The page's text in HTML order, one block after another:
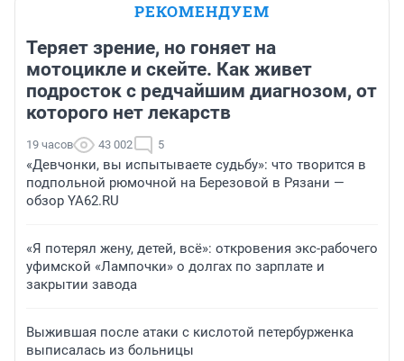
РЕКОМЕНДУЕМ
Теряет зрение, но гоняет на
мотоцикле и скейте. Как живет
подросток с редчайшим диагнозом, от
которого нет лекарств
19 часов 43 002 5
«Девчонки, вы испытываете судьбу»: что творится в
подпольной рюмочной на Березовой в Рязани —
обзор YA62.RU
«Я потерял жену, детей, всё»: откровения экс-рабочего
уфимской «Лампочки» о долгах по зарплате и
закрытии завода
Выжившая после атаки с кислотой петербурженка
выписалась из больницы